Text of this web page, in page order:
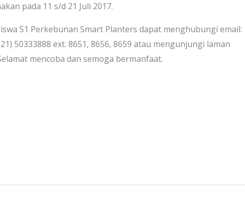
pada 11 s/d 21 Juli 2017.
S1 Perkebunan Smart Planters dapat menghubungi email:
50333888 ext. 8651, 8656, 8659 atau mengunjungi laman
mencoba dan semoga bermanfaat.